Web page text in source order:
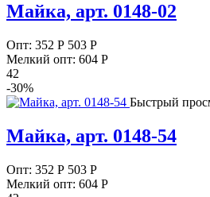
Майка, арт. 0148-02
Опт: 352 Р 503 Р
Мелкий опт: 604 Р
42
-30%
Быстрый
Майка, арт. 0148-54
Опт: 352 Р 503 Р
Мелкий опт: 604 Р